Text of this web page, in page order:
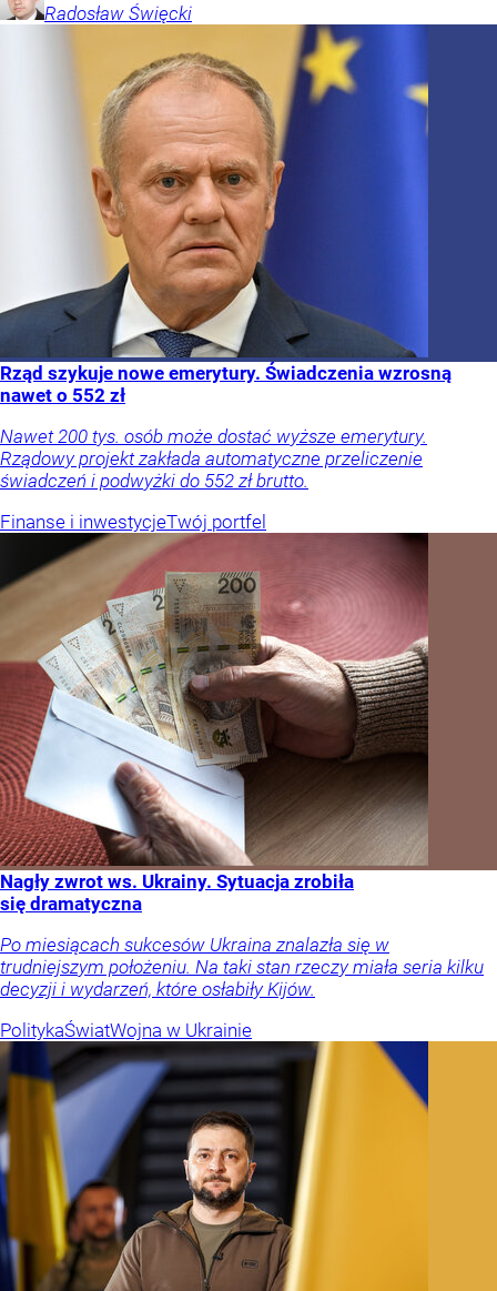
Radosław Święcki
Rząd szykuje nowe emerytury. Świadczenia wzrosną
nawet o 552 zł
Nawet 200 tys. osób może dostać wyższe emerytury.
Rządowy projekt zakłada automatyczne przeliczenie
świadczeń i podwyżki do 552 zł brutto.
Finanse i inwestycjeTwój portfel
Nagły zwrot ws. Ukrainy. Sytuacja zrobiła
się dramatyczna
Po miesiącach sukcesów Ukraina znalazła się w
trudniejszym położeniu. Na taki stan rzeczy miała seria kilku
decyzji i wydarzeń, które osłabiły Kijów.
PolitykaŚwiatWojna w Ukrainie